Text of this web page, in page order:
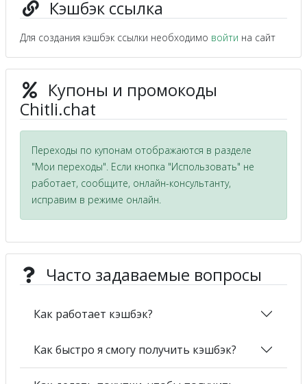
Кэшбэк ссылка
Для создания кэшбэк ссылки необходимо войти на сайт
Купоны и промокоды
Chitli.chat
Переходы по купонам отображаются в разделе
"Мои переходы". Если кнопка "Использовать" не
работает, сообщите, онлайн-консультанту,
исправим в режиме онлайн.
Часто задаваемые вопросы
Как работает кэшбэк?
Как быстро я смогу получить кэшбэк?